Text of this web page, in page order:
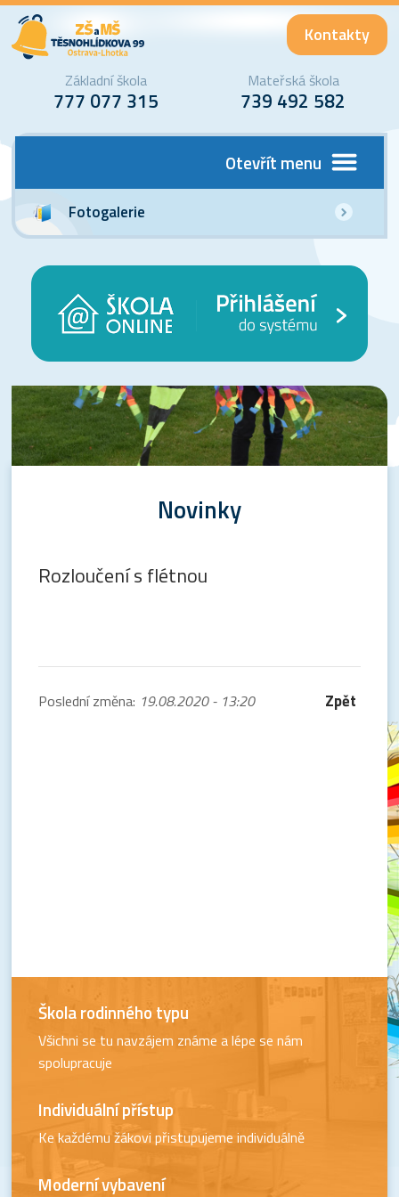
Kontakty
Základní škola
777 077 315
Mateřská škola
739 492 582
Otevřít menu
Fotogalerie
Novinky
Rozloučení s flétnou
Poslední změna: 19.08.2020 - 13:20 Zpět
Škola rodinného typu
Všichni se tu navzájem známe a lépe se nám
spolupracuje
Individuální přístup
Ke každému žákovi přistupujeme individuálně
Moderní vybavení